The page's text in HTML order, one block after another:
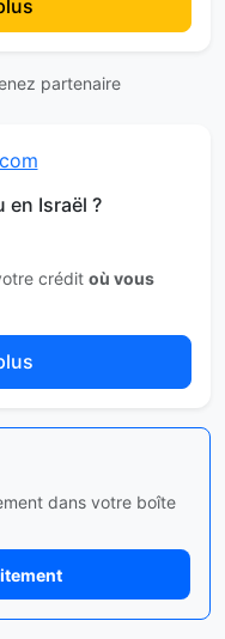
partenaire
en Israël ?
crédit où vous
dans votre boîte